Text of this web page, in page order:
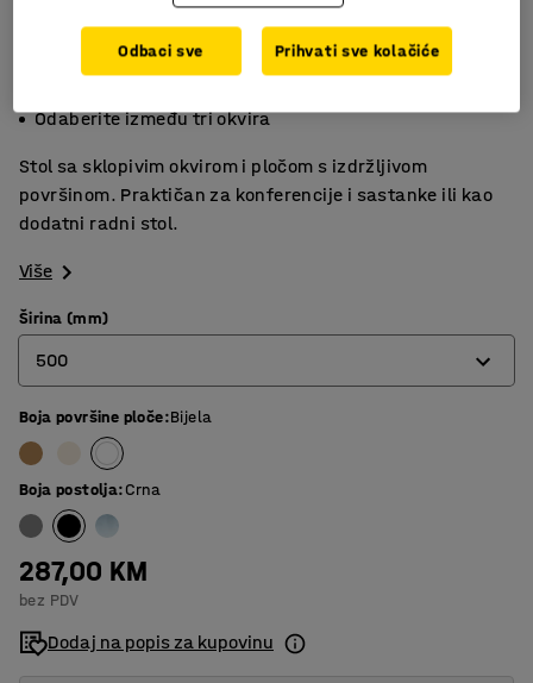
Sklopiv stol
Odaberite između tri okvira
Stol sa sklopivim okvirom i pločom s izdržljivom
površinom. Praktičan za konferencije i sastanke ili kao
dodatni radni stol.
Više
Širina (mm)
500
500
Boja površine ploče:Bijela
Boja postolja:Crna
287,00 KM
bez PDV
Dodaj na popis za kupovinu
Odbaci sve Prihvati sve kolačiće